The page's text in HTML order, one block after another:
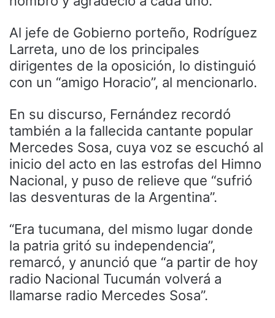
Al jefe de Gobierno porteño, Rodríguez
Larreta, uno de los principales
dirigentes de la oposición, lo distinguió
con un “amigo Horacio”, al mencionarlo.
En su discurso, Fernández recordó
también a la fallecida cantante popular
Mercedes Sosa, cuya voz se escuchó al
inicio del acto en las estrofas del Himno
Nacional, y puso de relieve que “sufrió
las desventuras de la Argentina”.
“Era tucumana, del mismo lugar donde
la patria gritó su independencia”,
remarcó, y anunció que “a partir de hoy
radio Nacional Tucumán volverá a
llamarse radio Mercedes Sosa”.